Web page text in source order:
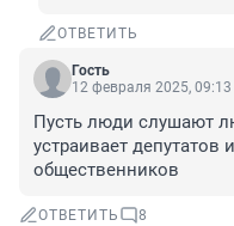
ОТВЕТИТЬ
Гость
12 февраля 2025, 09:13
Пусть люди слушают
устраивает
общественников
ОТВЕТИТЬ 8